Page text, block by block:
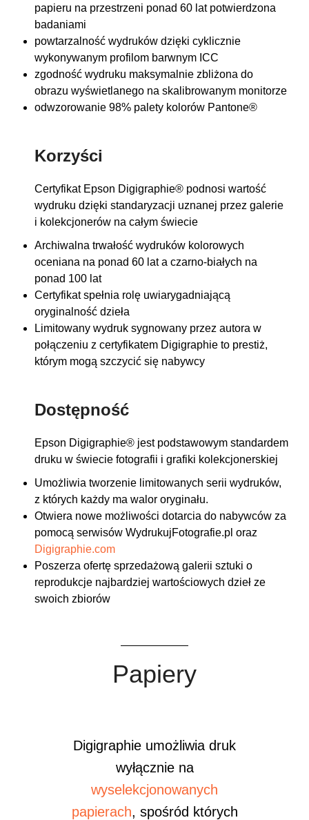
papieru na przestrzeni ponad 60 lat potwierdzona
badaniami
powtarzalność wydruków dzięki cyklicznie
wykonywanym profilom barwnym ICC
zgodność wydruku maksymalnie zbliżona do
obrazu wyświetlanego na skalibrowanym monitorze
odwzorowanie 98% palety kolorów Pantone®
Korzyści
Certyfikat Epson Digigraphie® podnosi wartość
wydruku dzięki standaryzacji uznanej przez galerie
i kolekcjonerów na całym świecie
Archiwalna trwałość wydruków kolorowych
oceniana na ponad 60 lat a czarno-białych na
ponad 100 lat
Certyfikat spełnia rolę uwiarygadniającą
oryginalność dzieła
Limitowany wydruk sygnowany przez autora w
połączeniu z certyfikatem Digigraphie to prestiż,
którym mogą szczycić się nabywcy
Dostępność
Epson Digigraphie® jest podstawowym standardem
druku w świecie fotografii i grafiki kolekcjonerskiej
Umożliwia tworzenie limitowanych serii wydruków,
z których każdy ma walor oryginału.
Otwiera nowe możliwości dotarcia do nabywców za
pomocą serwisów WydrukujFotografie.pl oraz
Digigraphie.com
Poszerza ofertę sprzedażową galerii sztuki o
reprodukcje najbardziej wartościowych dzieł ze
swoich zbiorów
Papiery
Digigraphie umożliwia druk
wyłącznie na
wyselekcjonowanych
papierach, spośród których